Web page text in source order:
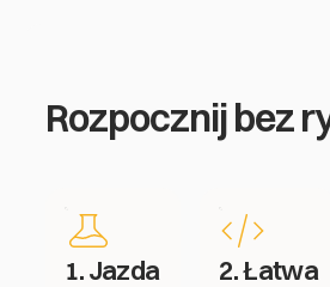
Rozpocznij bez
1. Jazda
2. Łatwa